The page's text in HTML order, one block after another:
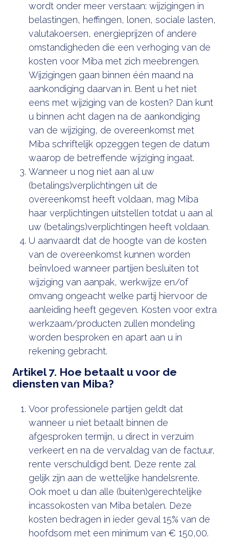
wordt onder meer verstaan: wijzigingen in
belastingen, heffingen, lonen, sociale lasten,
valutakoersen, energieprijzen of andere
omstandigheden die een verhoging van de
kosten voor Miba met zich meebrengen.
Wijzigingen gaan binnen één maand na
aankondiging daarvan in. Bent u het niet
eens met wijziging van de kosten? Dan kunt
u binnen acht dagen na de aankondiging
van de wijziging, de overeenkomst met
Miba schriftelijk opzeggen tegen de datum
waarop de betreffende wijziging ingaat.
Wanneer u nog niet aan al uw
(betalings)verplichtingen uit de
overeenkomst heeft voldaan, mag Miba
haar verplichtingen uitstellen totdat u aan al
uw (betalings)verplichtingen heeft voldaan.
U aanvaardt dat de hoogte van de kosten
van de overeenkomst kunnen worden
beïnvloed wanneer partijen besluiten tot
wijziging van aanpak, werkwijze en/of
omvang ongeacht welke partij hiervoor de
aanleiding heeft gegeven. Kosten voor extra
werkzaam/producten zullen mondeling
worden besproken en apart aan u in
rekening gebracht.
Artikel 7. Hoe betaalt u voor de
diensten van Miba?
Voor professionele partijen geldt dat
wanneer u niet betaalt binnen de
afgesproken termijn, u direct in verzuim
verkeert en na de vervaldag van de factuur,
rente verschuldigd bent. Deze rente zal
gelijk zijn aan de wettelijke handelsrente.
Ook moet u dan alle (buiten)gerechtelijke
incassokosten van Miba betalen. Deze
kosten bedragen in ieder geval 15% van de
hoofdsom met een minimum van € 150,00.